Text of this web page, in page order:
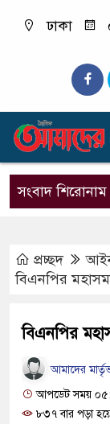
ঢাকা
সংবাদ
ছাত্রদলের
প্রচ্ছদ
বিএনপির
বিএনপির
আমাদের
আপডেট সময়
৮৩৭ বার পড়া